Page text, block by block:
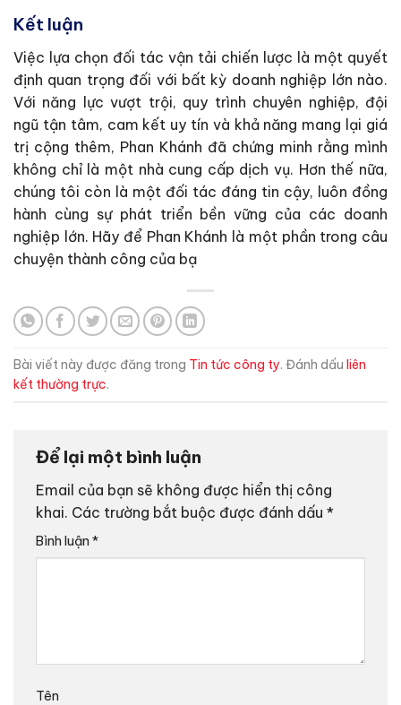
Kết luận
Việc lựa chọn đối tác vận tải chiến lược là một quyết
định quan trọng đối với bất kỳ doanh nghiệp lớn nào.
Với năng lực vượt trội, quy trình chuyên nghiệp, đội
ngũ tận tâm, cam kết uy tín và khả năng mang lại giá
trị cộng thêm, Phan Khánh đã chứng minh rằng mình
không chỉ là một nhà cung cấp dịch vụ. Hơn thế nữa,
chúng tôi còn là một đối tác đáng tin cậy, luôn đồng
hành cùng sự phát triển bền vững của các doanh
nghiệp lớn. Hãy để Phan Khánh là một phần trong câu
chuyện thành công của bạ
Bài viết này được đăng trong Tin tức công ty. Đánh dấu liên
kết thường trực.
Để lại một bình luận
Email của bạn sẽ không được hiển thị công
khai. Các trường bắt buộc được đánh dấu *
Bình luận *
Tên